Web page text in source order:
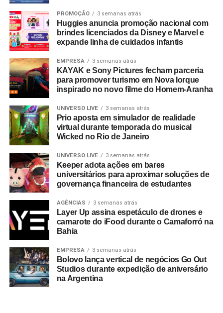
PROMOÇÃO 3 semanas atrás
Huggies anuncia promoção nacional com
brindes licenciados da Disney e Marvel e
expande linha de cuidados infantis
EMPRESA 3 semanas atrás
KAYAK e Sony Pictures fecham parceria
para promover turismo em Nova Iorque
inspirado no novo filme do Homem-Aranha
UNIVERSO LIVE 3 semanas atrás
Prio aposta em simulador de realidade
virtual durante temporada do musical
Wicked no Rio de Janeiro
UNIVERSO LIVE 3 semanas atrás
Keeper adota ações em bares
universitários para aproximar soluções de
governança financeira de estudantes
AGÊNCIAS 3 semanas atrás
Layer Up assina espetáculo de drones e
camarote do iFood durante o Camaforró na
Bahia
EMPRESA 3 semanas atrás
Bolovo lança vertical de negócios Go Out
Studios durante expedição de aniversário
na Argentina